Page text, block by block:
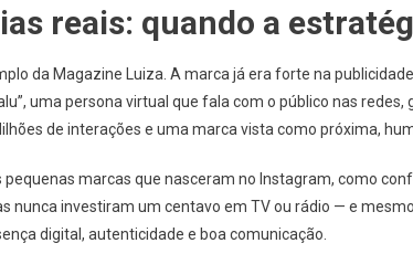
reais: quando a
da Magazine Luiza. A marca já era forte na
uma persona virtual que fala com o público nas
de interações e uma marca vista como próxima,
pequenas marcas que nasceram no Instagram, como
nunca investiram um centavo em TV ou rádio — e
digital, autenticidade e boa comunicação.